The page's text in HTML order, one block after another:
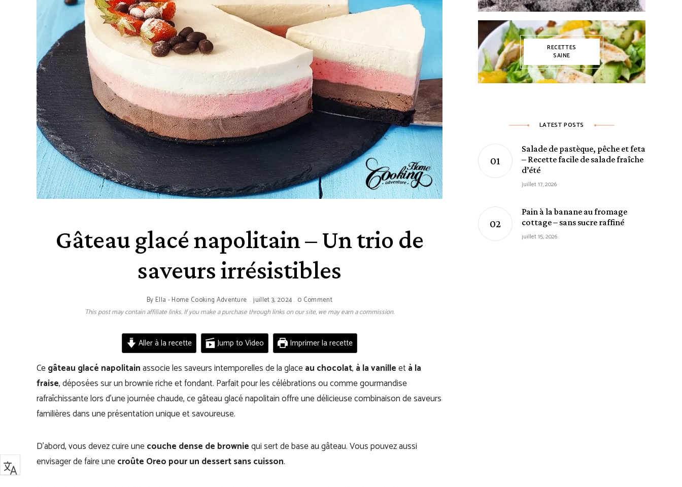
Gâteau glacé napolitain – Un trio de
saveurs irrésistibles
By Ella - Home Cooking Adventure juillet 3, 2024 0 Comment
This post may contain affiliate links. If you make a purchase through links on our site, we may earn a commission.
Aller à la recette Jump to Video Imprimer la recette
Cegâteau glacé napolitainassocie les saveurs intemporelles de la glaceau chocolat, à la vanilleetà la
fraise, déposées sur un brownie riche et fondant. Parfait pour les célébrations ou comme gourmandise
rafraîchissante lors d’une journée chaude, ce gâteau glacé napolitain offre une délicieuse combinaison de saveurs
familières dans une présentation unique et savoureuse.
D’abord, vous devez cuire unecouche dense de browniequi sert de base au gâteau. Vous pouvez aussi
envisager de faire unecroûte Oreo pour un dessert sans cuisson.
RECETTES
SAINE
LATEST POSTS
Salade de pastèque, pêche et feta
– Recette facile de salade fraîche
d’été
juillet 17, 2026
Pain à la banane au fromage
cottage – sans sucre raffiné
juillet 15, 2026